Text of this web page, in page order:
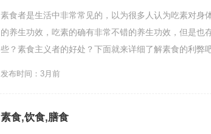
素食者是生活中非常常见的，以为很多人认为吃素对身
的养生功效，吃素的确有非常不错的养生功效，但是也
些？素食主义者的好处？下面就来详细了解素食的利弊
发布时间：3月前
素食,饮食,膳食